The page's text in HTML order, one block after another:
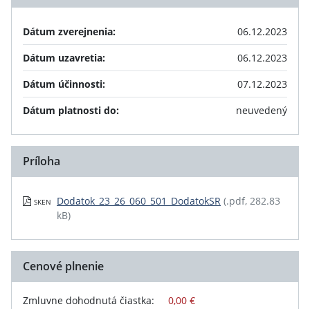
Dátum zverejnenia:
06.12.2023
Dátum uzavretia:
06.12.2023
Dátum účinnosti:
07.12.2023
Dátum platnosti do:
neuvedený
Príloha
SKEN Dodatok_23_26_060_501_DodatokSR (.pdf, 282.83
kB)
Cenové plnenie
Zmluvne dohodnutá čiastka: 0,00 €